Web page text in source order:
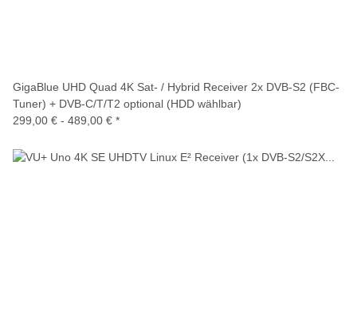
GigaBlue UHD Quad 4K Sat- / Hybrid Receiver 2x DVB-S2 (FBC-
Tuner) + DVB-C/T/T2 optional (HDD wählbar)
299,00 € - 489,00 € *